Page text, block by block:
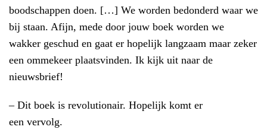
boodschappen doen. […] We worden bedonderd waar we
bij staan. Afijn, mede door jouw boek worden we
wakker geschud en gaat er hopelijk langzaam maar zeker
een ommekeer plaatsvinden. Ik kijk uit naar de
nieuwsbrief!
– Dit boek is revolutionair. Hopelijk komt er
een vervolg.